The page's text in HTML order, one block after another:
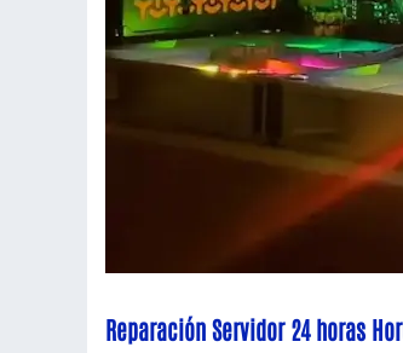
Reparación Servidor 24 horas